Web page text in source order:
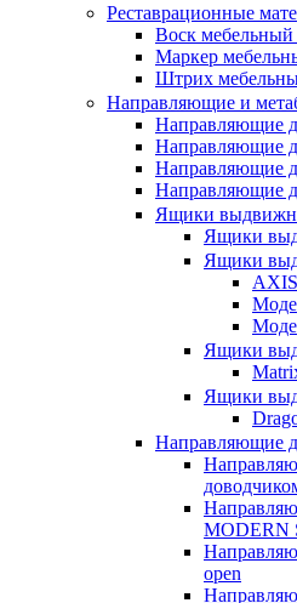
Реставрационные
Воск мебельный
Маркер
Штрих
Направляющие и
Направляющие
Направляющие
Направляющие
Направляющие
Ящики
Ящики
Ящики
Ящики
Ящики
Направляющие
MODERN
open